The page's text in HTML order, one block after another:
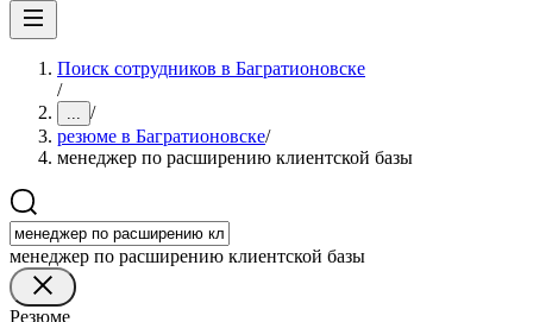
Поиск сотрудников в Багратионовске
/
... /
резюме в Багратионовске/
менеджер по расширению клиентской базы
менеджер по расширению клиентской базы
Резюме